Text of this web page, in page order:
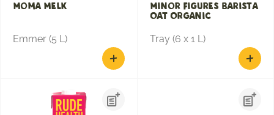
Moma Melk
Emmer (5 L)
Minor Figures Barista
Oat Organic
Tray (6 x 1 L)